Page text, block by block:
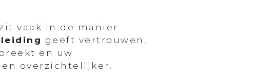
vaak in de manier
geeft vertrouwen,
en uw
overzichtelijker.